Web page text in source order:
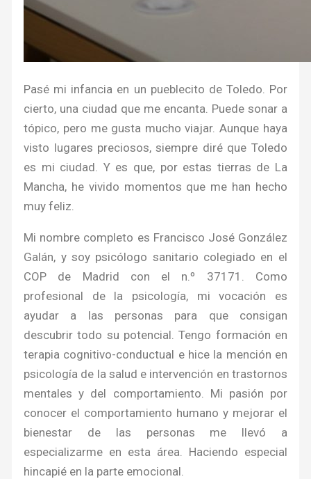
Pasé mi infancia en un pueblecito de Toledo. Por
cierto, una ciudad que me encanta. Puede sonar a
tópico, pero me gusta mucho viajar. Aunque haya
visto lugares preciosos, siempre diré que Toledo
es mi ciudad. Y es que, por estas tierras de La
Mancha, he vivido momentos que me han hecho
muy feliz.
Mi nombre completo es Francisco José González
Galán, y soy psicólogo sanitario colegiado en el
COP de Madrid con el n.º 37171. Como
profesional de la psicología, mi vocación es
ayudar a las personas para que consigan
descubrir todo su potencial. Tengo formación en
terapia cognitivo-conductual e hice la mención en
psicología de la salud e intervención en trastornos
mentales y del comportamiento. Mi pasión por
conocer el comportamiento humano y mejorar el
bienestar de las personas me llevó a
especializarme en esta área. Haciendo especial
hincapié en la parte emocional.